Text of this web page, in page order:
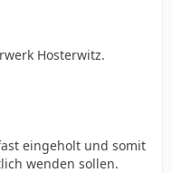
Hosterwitz.
eingeholt und somit
wenden sollen.